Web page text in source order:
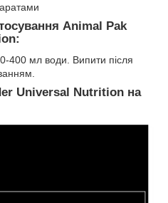
Animal Pak
400 мл води. Випити після
Universal Nutrition на